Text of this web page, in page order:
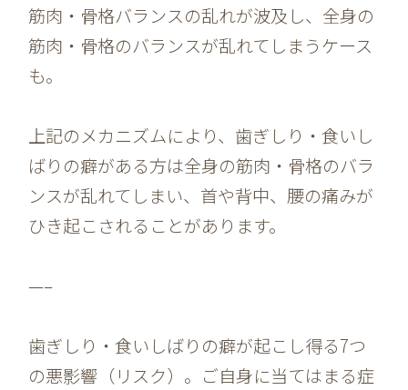
筋肉・骨格バランスの乱れが波及し、全身の
筋肉・骨格のバランスが乱れてしまうケース
も。
上記のメカニズムにより、歯ぎしり・食いし
ばりの癖がある方は全身の筋肉・骨格のバラ
ンスが乱れてしまい、首や背中、腰の痛みが
ひき起こされることがあります。
—–
歯ぎしり・食いしばりの癖が起こし得る7つ
の悪影響（リスク）。ご自身に当てはまる症